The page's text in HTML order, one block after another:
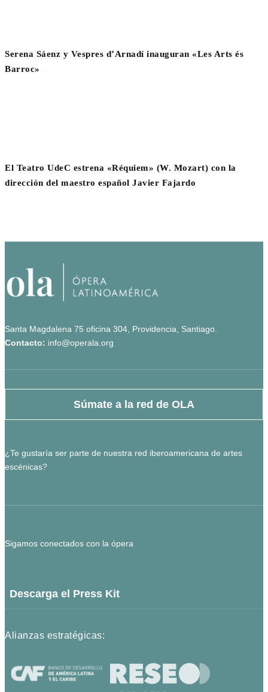
Serena Sáenz y Vespres d’Arnadí inauguran «Les Arts és
Barroc»
El Teatro UdeC estrena «Réquiem» (W. Mozart) con la
dirección del maestro español Javier Fajardo
Santa Magdalena 75 oficina 304, Providencia, Santiago.
Contacto: info@operala.org
Súmate a la red de OLA
¿Te gustaría ser parte de nuestra red iberoamericana de artes
escénicas?
Sigamos conectados con la ópera
Descarga el Press Kit
Alianzas estratégicas: